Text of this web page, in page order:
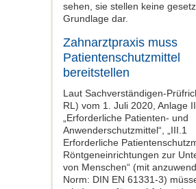
sehen, sie stellen keine
Grundlage dar.
Zahnarztpraxis muss
Patientenschutzmittel
bereitstellen
Laut Sachverständigen-
RL) vom 1. Juli 2020, Anlage
„Erforderliche Patienten- und
Anwenderschutzmittel“, „III.1
Erforderliche
Röntgeneinrichtungen zur
von Menschen“ (mit
Norm: DIN EN 61331-3)